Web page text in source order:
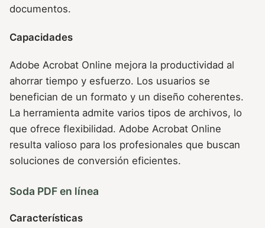
documentos.
Capacidades
Adobe Acrobat Online mejora la productividad al
ahorrar tiempo y esfuerzo. Los usuarios se
benefician de un formato y un diseño coherentes.
La herramienta admite varios tipos de archivos, lo
que ofrece flexibilidad. Adobe Acrobat Online
resulta valioso para los profesionales que buscan
soluciones de conversión eficientes.
Soda PDF en línea
Características